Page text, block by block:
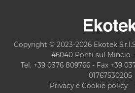
Copyright © 2023-2026 Ekotek
46040 Ponti sul Mincio
Tel. +39 0376 809766 - Fax +39
01767530205
Privacy e Cookie policy